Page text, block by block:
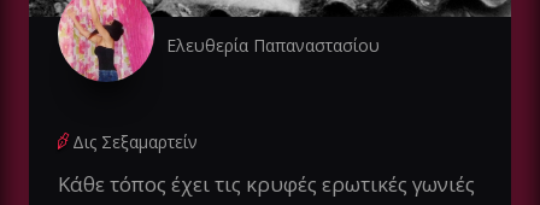
Ελευθερία Παπαναστασίου
Δις Σεξαμαρτείν
Κάθε τόπος έχει τις κρυφές ερωτικές γωνιές